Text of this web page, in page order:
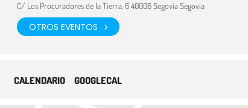
C/ Los Procuradores de la Tierra, 6 40006 Segovia Segovia
OTROS EVENTOS
CALENDARIO GOOGLECAL